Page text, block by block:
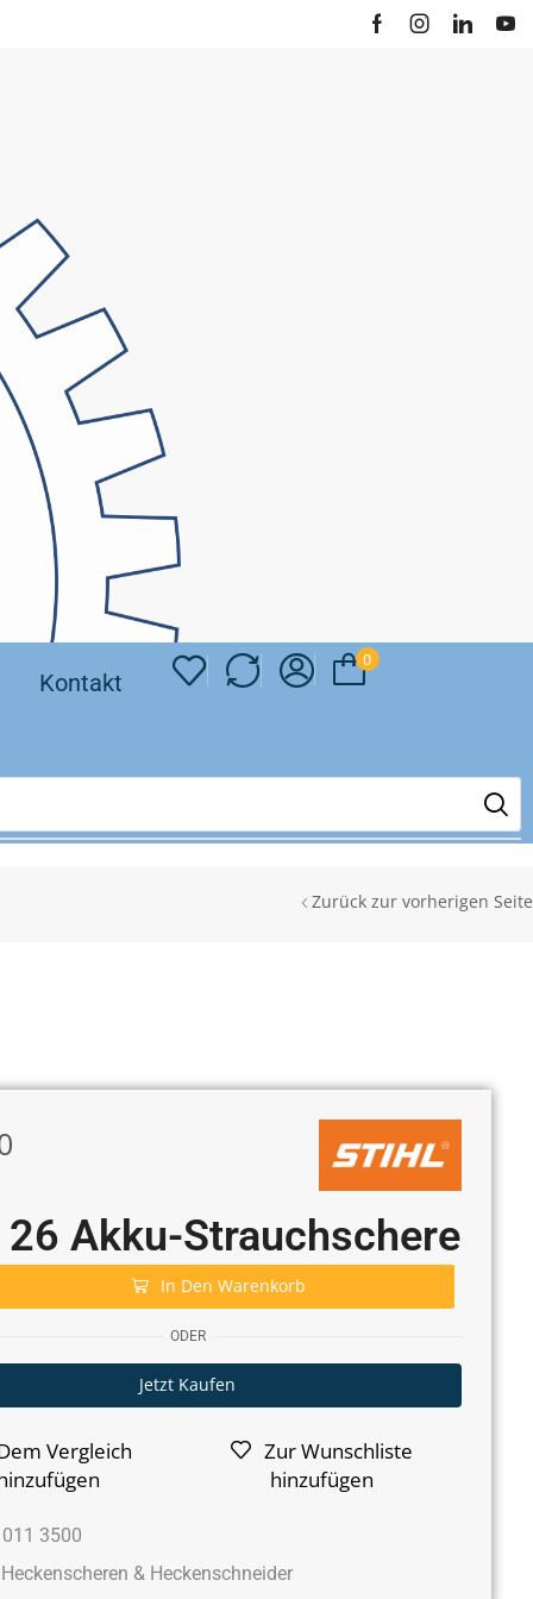
Kontakt
0
Zurück zur vorherigen Seite
26 Akku-Strauchschere
In Den Warenkorb
ODER
Jetzt Kaufen
Vergleich
Zur Wunschliste
hinzufügen
3500
Heckenscheren & Heckenschneider